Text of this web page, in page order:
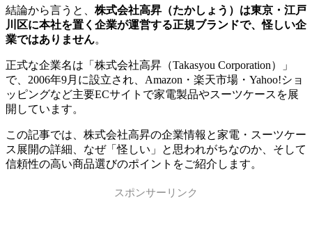
結論から言うと、 株式会社高昇（たかしょう）は東京・江戸
川区に本社を置く企業が運営する正規ブランドで、怪しい企
業ではありません。
正式な企業名は「株式会社高昇（Takasyou Corporation）」
で、2006年9月に設立され、Amazon・楽天市場・Yahoo!ショ
ッピングなど主要ECサイトで家電製品やスーツケースを展
開しています。
この記事では、株式会社高昇の企業情報と家電・スーツケー
ス展開の詳細、なぜ「怪しい」と思われがちなのか、そして
信頼性の高い商品選びのポイントをご紹介します。
スポンサーリンク